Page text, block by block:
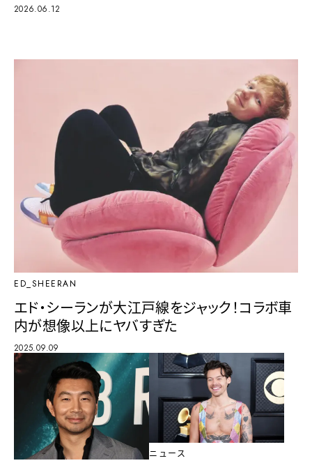
2026.06.12
ED_SHEERAN
エド・シーランが大江戸線をジャック！コラボ車
内が想像以上にヤバすぎた
2025.09.09
ニュース